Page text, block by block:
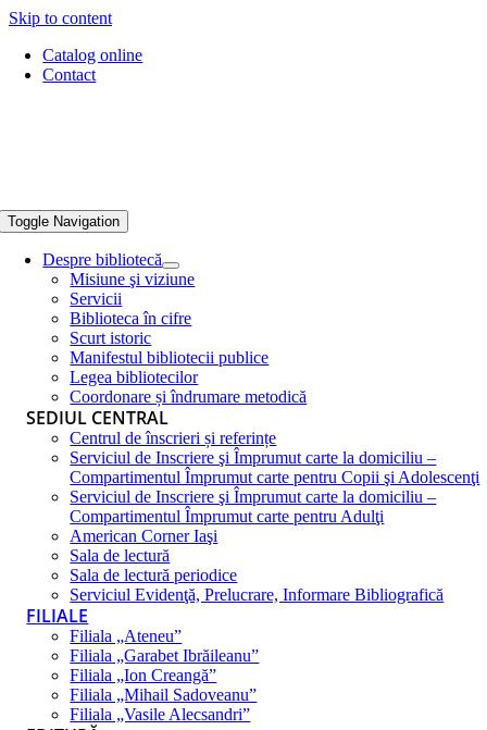
Skip to content
Catalog online
Contact
Toggle Navigation
Despre bibliotecă
Misiune şi viziune
Servicii
Biblioteca în cifre
Scurt istoric
Manifestul bibliotecii publice
Legea bibliotecilor
Coordonare și îndrumare metodică
SEDIUL CENTRAL
Centrul de înscrieri și referințe
Serviciul de Inscriere şi Împrumut carte la domiciliu –
Compartimentul Împrumut carte pentru Copii şi Adolescenţi
Serviciul de Inscriere şi Împrumut carte la domiciliu –
Compartimentul Împrumut carte pentru Adulţi
American Corner Iaşi
Sala de lectură
Sala de lectură periodice
Serviciul Evidenţă, Prelucrare, Informare Bibliografică
FILIALE
Filiala „Ateneu”
Filiala „Garabet Ibrăileanu”
Filiala „Ion Creangă”
Filiala „Mihail Sadoveanu”
Filiala „Vasile Alecsandri”